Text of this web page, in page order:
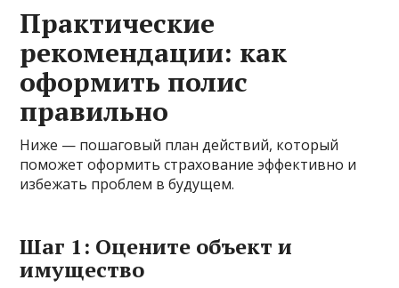
Практические
рекомендации: как
оформить полис
правильно
Ниже — пошаговый план действий, который
поможет оформить страхование эффективно и
избежать проблем в будущем.
Шаг 1: Оцените объект и
имущество